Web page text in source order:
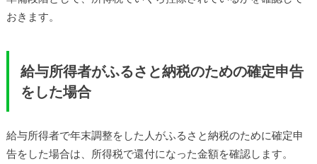
おきます。
給与所得者がふるさと納税のための確定申告
をした場合
給与所得者で年末調整をした人がふるさと納税のために確定申
告をした場合は、所得税で還付になった金額を確認します。